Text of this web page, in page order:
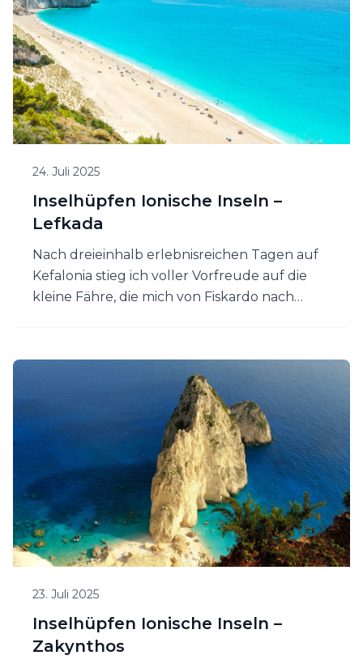
24. Juli 2025
Inselhüpfen Ionische Inseln –
Lefkada
Nach dreieinhalb erlebnisreichen Tagen auf
Kefalonia stieg ich voller Vorfreude auf die
kleine Fähre, die mich von Fiskardo nach
können Tickets auch online gebucht werden
– eine Aufgabe, die wir gerne für Sie
23. Juli 2025
Inselhüpfen Ionische Inseln –
Zakynthos